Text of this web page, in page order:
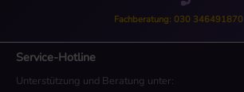
Fachberatung: 030 346491870
Service-Hotline
Unterstützung und Beratung unter: